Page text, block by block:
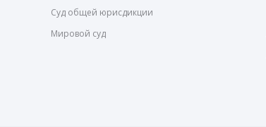
Суд общей юрисдикции
Мировой суд